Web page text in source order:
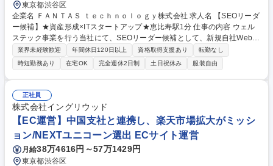
東京都渋谷区
企業名 ＦＡＮＴＡＳ ｔｅｃｈｎｏｌｏｇｙ株式会社 求人名 【SEOリーダ
ー候補】★資産形成×ITスタートアップ★恵比寿駅1分 仕事の内容 ウェル
ステック事業を行う当社にて、SEOリーダー候補として、新規自社Webメ
ディアの立ち上げからSEO戦略立案、コンテンツ構成案の策定、反響最大
化に向けたマーケティング業務全般をお任せします。 ■キーワード選定や
競合調査、セミナー集客・商談獲得への導線設計、AIツールを活用したコ
ンテンツ管理、外部ライターのディレクションまで一貫して担います。 ■
単なるPV獲得ではなく、事業の売上に直結する反響獲得をミッション
に、0から1を生み出すメディア立ち上げのスターティングメンバーとして
大きな裁量を持って挑戦できる環境です。 募集職種 【SEOリーダー候
補】★資産形成×ITスタートアップ★恵比寿駅1分
業界未経験歓迎 年間休日120日以上 資格取得支援あり
転勤なし
時短勤務あり
在宅OK 完全週休2日制 土日祝休み 服装自由
正社員
株式会社イングリウッド
【EC運営】中国支社と連携し、楽天市場拡大がミッシ
ョン/NEXTユニコーン選出 ECサイト運営
月給38万4616円～57万1429円
東京都渋谷区